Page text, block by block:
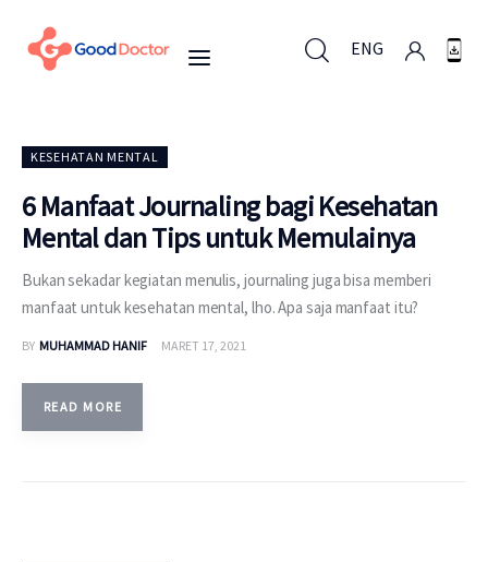
ENG
Untuk Bisnis
Untuk Anda
Mengapa Good Doctor
Berita
KESEHATAN MENTAL
6 Manfaat Journaling bagi Kesehatan
Mental dan Tips untuk Memulainya
Bukan sekadar kegiatan menulis, journaling juga bisa memberi
manfaat untuk kesehatan mental, lho. Apa saja manfaat itu?
BY MUHAMMAD HANIF MARET 17, 2021
READ MORE